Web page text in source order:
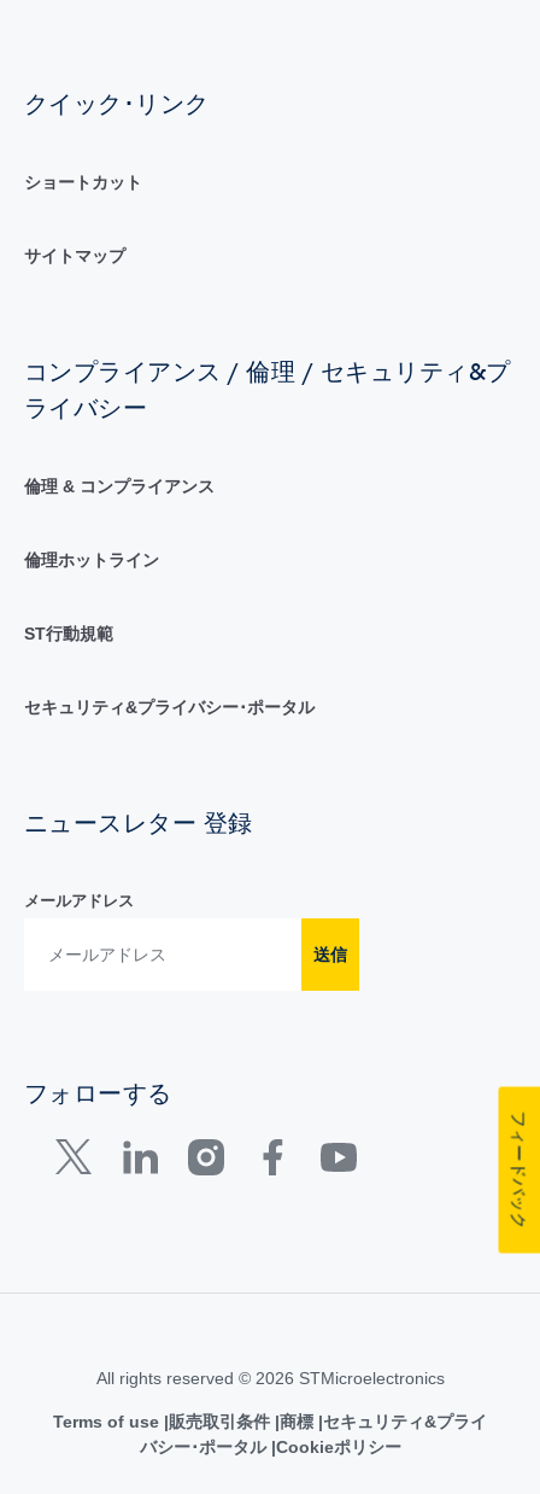
クイック･リンク
ショートカット
サイトマップ
コンプライアンス / 倫理 / セキュリティ&プ
ライバシー
倫理 & コンプライアンス
倫理ホットライン
ST行動規範
セキュリティ&プライバシー･ポータル
ニュースレター 登録
メールアドレス
送信
フォローする
All rights reserved © 2026 STMicroelectronics
Terms of use 販売取引条件 商標 セキュリティ&プライ
バシー･ポータル Cookieポリシー
フィードバック